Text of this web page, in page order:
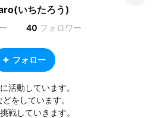
いちたろう)
40 フォロワー
フォロー
活動しています。
をしています。
戦していきます。